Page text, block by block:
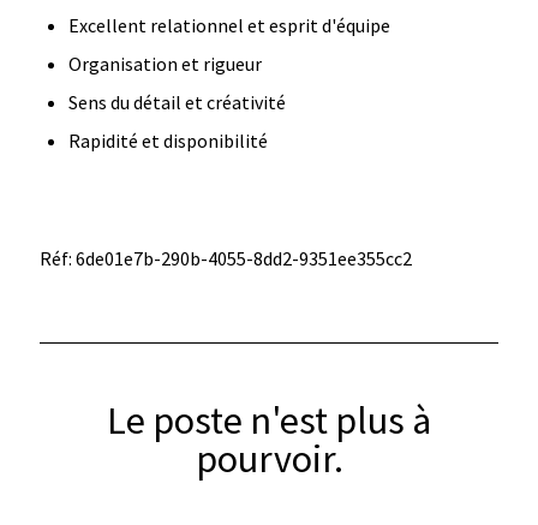
Excellent relationnel et esprit d'équipe
Organisation et rigueur
Sens du détail et créativité
Rapidité et disponibilité
Réf: 6de01e7b-290b-4055-8dd2-9351ee355cc2
Le poste n'est plus à
pourvoir.